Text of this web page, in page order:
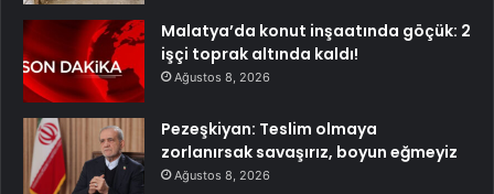
Malatya’da konut inşaatında göçük: 2
işçi toprak altında kaldı!
Ağustos 8, 2026
Pezeşkiyan: Teslim olmaya
zorlanırsak savaşırız, boyun eğmeyiz
Ağustos 8, 2026